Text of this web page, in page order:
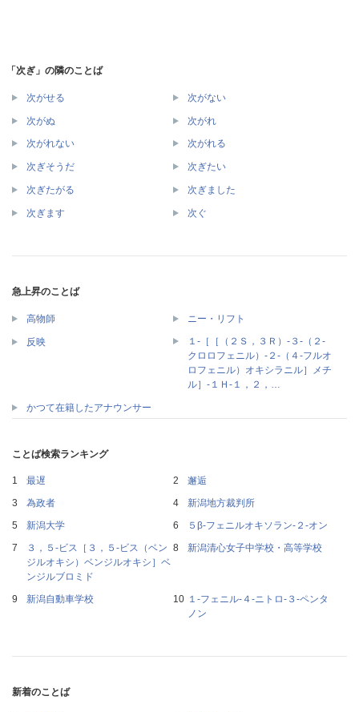
「次ぎ」の隣のことば
次がせる 次がない
次がぬ 次がれ
次がれない 次がれる
次ぎそうだ 次ぎたい
次ぎたがる 次ぎました
次ぎます 次ぐ
急上昇のことば
高物師 ニー・リフト
反映
１‐［［（２Ｓ，３Ｒ）‐３‐（２‐
クロロフェニル）‐２‐（４‐フルオ
ロフェニル）オキシラニル］メチ
ル］‐１Ｈ‐１，２，…
かつて在籍したアナウンサー
ことば検索ランキング
最遅
邂逅
為政者
新潟地方裁判所
新潟大学
５β‐フェニルオキソラン‐２‐オン
３，５‐ビス［３，５‐ビス（ベン
ジルオキシ）ベンジルオキシ］ベ
ンジルブロミド
新潟清心女子中学校・高等学校
新潟自動車学校
１‐フェニル‐４‐ニトロ‐３‐ペンタ
ノン
新着のことば